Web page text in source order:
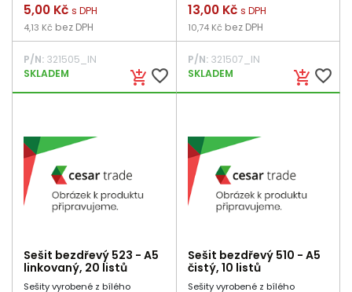
add_shopping_cart favorite_border
Cena
5,00 Kč s DPH
4,13 Kč bez DPH
P/N: 321505_IN
SKLADEM
add_shopping_cart favorite_border
Cena
13,00 Kč s DPH
10,74 Kč bez DPH
P/N:321507_IN
SKLADEM
Sešit bezdřevý 523 - A5
linkovaný, 20 listů
Sešity vyrobené z bílého
Sešit bezdřevý 510 - A5
čistý, 10 listů
Sešity vyrobené z bílého